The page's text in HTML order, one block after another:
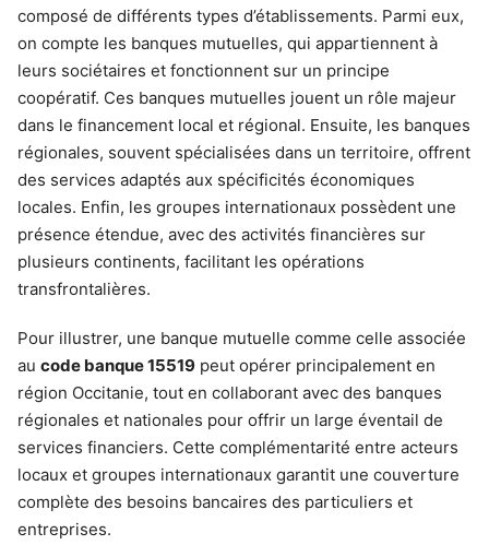
composé de différents types d’établissements. Parmi eux,
on compte les banques mutuelles, qui appartiennent à
leurs sociétaires et fonctionnent sur un principe
coopératif. Ces banques mutuelles jouent un rôle majeur
dans le financement local et régional. Ensuite, les banques
régionales, souvent spécialisées dans un territoire, offrent
des services adaptés aux spécificités économiques
locales. Enfin, les groupes internationaux possèdent une
présence étendue, avec des activités financières sur
plusieurs continents, facilitant les opérations
transfrontalières.
Pour illustrer, une banque mutuelle comme celle associée
au code banque 15519 peut opérer principalement en
région Occitanie, tout en collaborant avec des banques
régionales et nationales pour offrir un large éventail de
services financiers. Cette complémentarité entre acteurs
locaux et groupes internationaux garantit une couverture
complète des besoins bancaires des particuliers et
entreprises.